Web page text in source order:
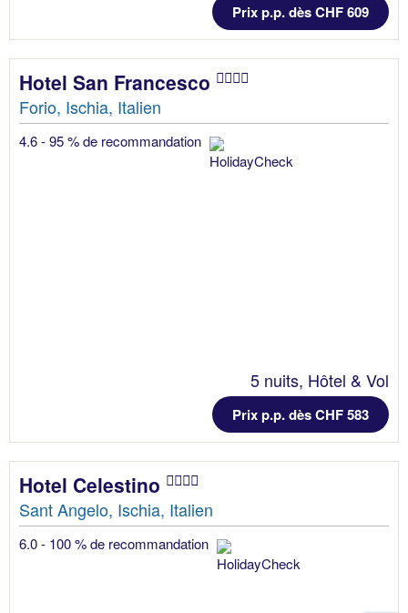
Prix p.p. dès CHF 609
Hotel San Francesco
Forio, Ischia, Italien
4.6 - 95 % de recommandation
5 nuits, Hôtel & Vol
Prix p.p. dès CHF 583
Hotel Celestino
Sant Angelo, Ischia, Italien
6.0 - 100 % de recommandation